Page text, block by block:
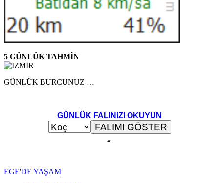
5 GÜNLÜK TAHMİN
GÜNLÜK BURCUNUZ …
GÜNLÜK FALINIZI OKUYUN
EGE'DE YAŞAM